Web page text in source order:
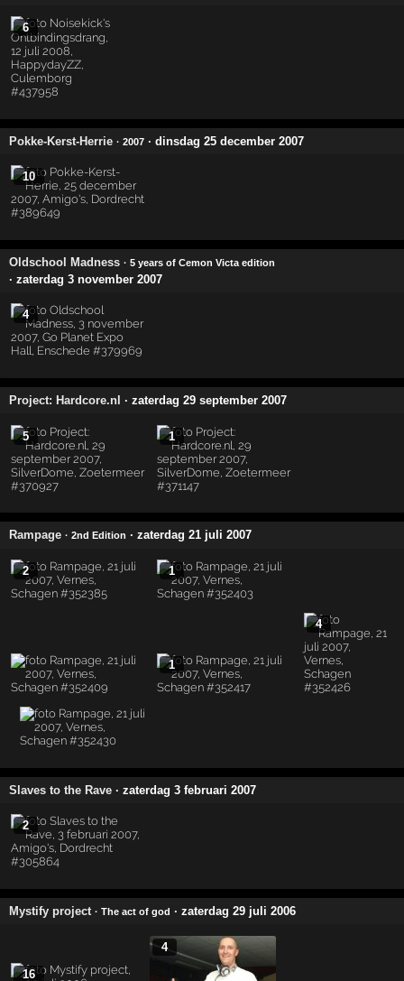
6
Pokke-Kerst-Herrie · 2007 · dinsdag 25 december 2007
10
Oldschool Madness · 5 years of Cemon Victa edition
· zaterdag 3 november 2007
4
Project: Hardcore.nl · zaterdag 29 september 2007
5 1
Rampage · 2nd Edition · zaterdag 21 juli 2007
2 1
1
4
Slaves to the Rave · zaterdag 3 februari 2007
2
Mystify project · The act of god · zaterdag 29 juli 2006
16
4